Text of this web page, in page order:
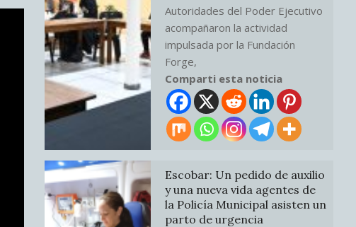
Autoridades del Poder Ejecutivo
acompañaron la actividad
impulsada por la Fundación
Forge,
Comparti esta noticia
Escobar: Un pedido de auxilio
y una nueva vida agentes de
la Policía Municipal asisten un
parto de urgencia